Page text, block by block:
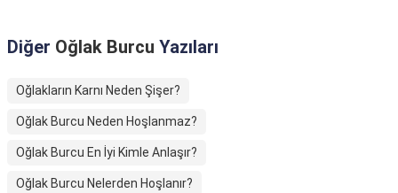
Diğer Oğlak Burcu Yazıları
Oğlakların Karnı Neden Şişer?
Oğlak Burcu Neden Hoşlanmaz?
Oğlak Burcu En İyi Kimle Anlaşır?
Oğlak Burcu Nelerden Hoşlanır?